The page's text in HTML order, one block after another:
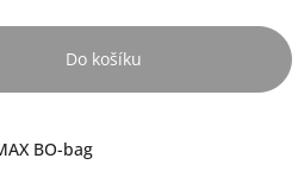
Do košíku
BO-bag